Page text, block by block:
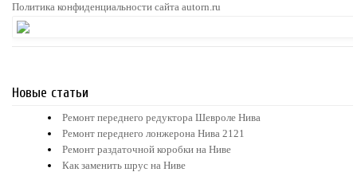
Политика конфиденциальности сайта autorn.ru
Новые статьи
Ремонт переднего редуктора Шевроле Нива
Ремонт переднего лонжерона Нива 2121
Ремонт раздаточной коробки на Ниве
Как заменить шрус на Ниве